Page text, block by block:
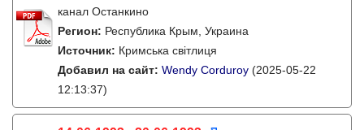
канал Останкино
Регион: Республика Крым, Украина
Источник: Кримська світлиця
Добавил на сайт: Wendy Corduroy (2025-05-22
12:13:37)